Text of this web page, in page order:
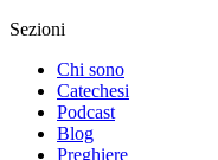
Sezioni
Chi sono
Catechesi
Podcast
Blog
Preghiere